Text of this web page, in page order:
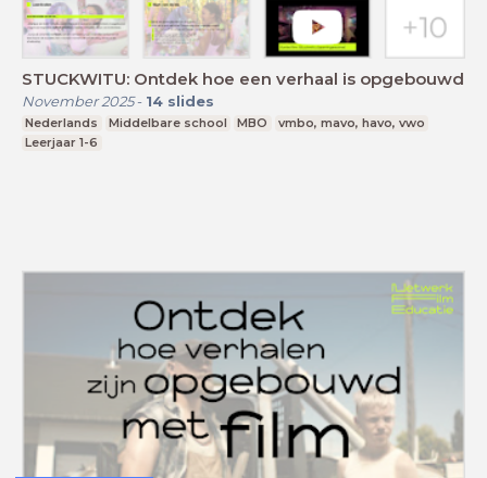
STUCKWITU: Ontdek hoe een verhaal is opgebouwd
November 2025- 14 slides
Nederlands Middelbare school MBO
vmbo, mavo, havo, vwo
Leerjaar 1-6